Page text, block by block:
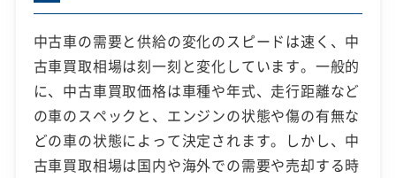
中古車の需要と供給の変化のスピードは速く、中
古車買取相場は刻一刻と変化しています。一般的
に、中古車買取価格は車種や年式、走行距離など
の車のスペックと、エンジンの状態や傷の有無な
どの車の状態によって決定されます。しかし、中
古車買取相場は国内や海外での需要や売却する時